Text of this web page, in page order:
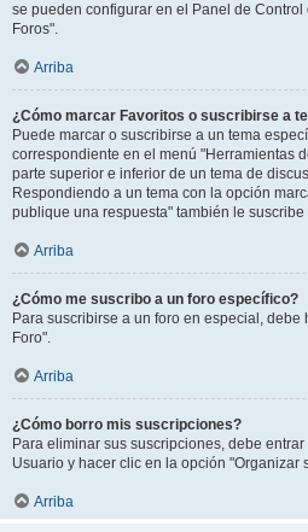
se pueden configurar en el Panel de
Foros".
Arriba
¿Cómo marcar Favoritos o suscribirse a
Puede marcar o suscribirse a un tema
correspondiente en el menú "Herramientas
parte superior e inferior de un tema de
Respondiendo a un tema con la opción
publique una respuesta" también le suscribe
Arriba
¿Cómo me suscribo a un foro específico?
Para suscribirse a un foro en especial,
Foro".
Arriba
¿Cómo borro mis suscripciones?
Para eliminar sus suscripciones, debe
Usuario y hacer clic en la opción "Organizar
Arriba